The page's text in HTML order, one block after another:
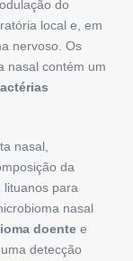
do
local e, em
nervoso. Os
nasal contém um
nasal,
da
para
nasal
doente e
detecção